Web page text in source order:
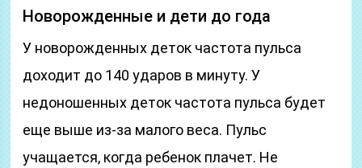
Новорожденные и дети до года
У новорожденных деток частота пульса
доходит до 140 ударов в минуту. У
недоношенных деток частота пульса будет
еще выше из-за малого веса. Пульс
учащается, когда ребенок плачет. Не